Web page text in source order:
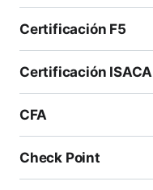
Certificación F5
Certificación ISACA
CFA
Check Point